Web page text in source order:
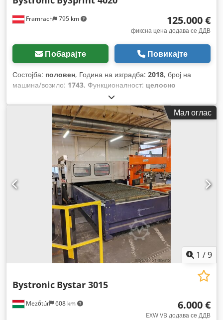
Framrach 795 km 125.000 €
фиксна цена додава се ДДВ
Побарајте Повикајте
Состојба: половен, Година на изградба: 2018, број на
машина/возило: 1743, Функционалност: целосно
, работни часови:
коњски сили), ширина на масата:2.000 мм, должина на
4.000 мм, вкупна должина:12.000 мм, вкупна
3.000 мм, вкупна тежина:14.250 кг,
Мал оглас
1 /9
Mezőtúr 608 km
Bystronic Bystar 3015
6.000 €
EXW VB додава се ДДВ